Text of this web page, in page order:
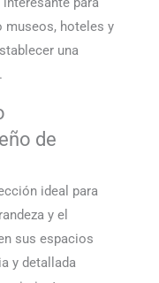
museos, hoteles y
una
de
ideal para
y el
sus espacios
y detallada